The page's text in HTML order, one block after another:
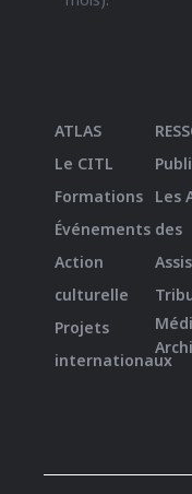
ATLAS
Le CITL
Formations
Événements
Action
culturelle
Projets
internationaux
Les
des